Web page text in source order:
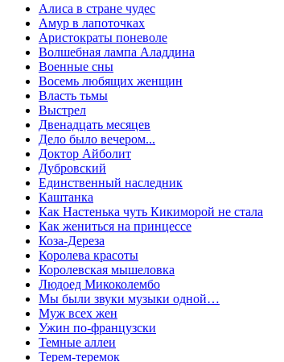
Алиса в стране чудес
Амур в лапоточках
Аристократы поневоле
Волшебная лампа Аладдина
Военные сны
Восемь любящих женщин
Власть тьмы
Выстрел
Двенадцать месяцев
Дело было вечером...
Доктор Айболит
Дубровский
Единственный наследник
Каштанка
Как Настенька чуть Кикиморой не стала
Как жениться на принцессе
Коза-Дереза
Королева красоты
Королевская мышеловка
Людоед Микоколембо
Мы были звуки музыки одной…
Муж всех жен
Ужин по-французски
Темные аллеи
Терем-теремок